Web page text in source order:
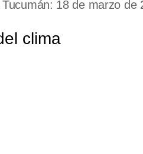
18 de marzo de
clima